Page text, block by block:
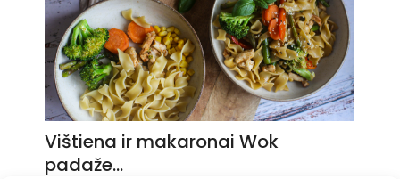
Vištiena ir makaronai Wok
padaže…